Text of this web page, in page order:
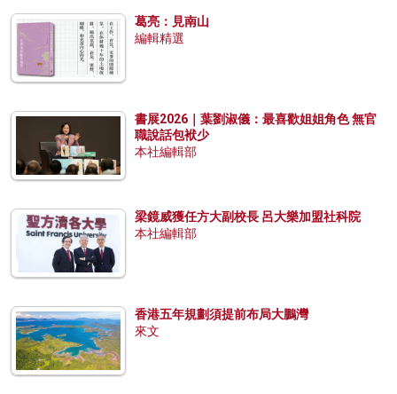
葛亮：見南山
編輯精選
書展2026｜葉劉淑儀：最喜歡姐姐角色 無官
職說話包袱少
本社編輯部
梁鏡威獲任方大副校長 呂大樂加盟社科院
本社編輯部
香港五年規劃須提前布局大鵬灣
來文